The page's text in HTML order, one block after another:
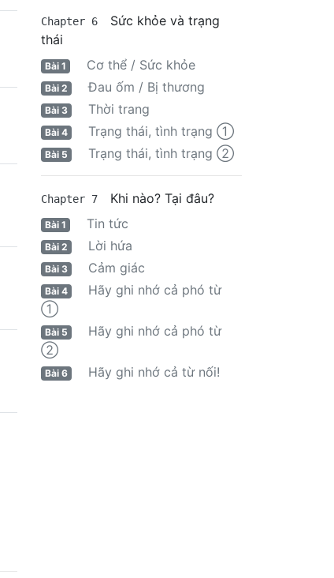
Chapter 6
Sức khỏe và trạng
thái
Bài 1 Cơ thể / Sức khỏe
Bài 2 Đau ốm / Bị thương
Bài 3 Thời trang
Bài 4 Trạng thái, tình trạng ①
Bài 5 Trạng thái, tình trạng ②
Chapter 7 Khi nào? Tại đâu?
Bài 1 Tin tức
Bài 2 Lời hứa
Bài 3 Cảm giác
Bài 4
Hãy ghi nhớ cả phó từ
①
Bài 5
Hãy ghi nhớ cả phó từ
②
Bài 6 Hãy ghi nhớ cả từ nối!